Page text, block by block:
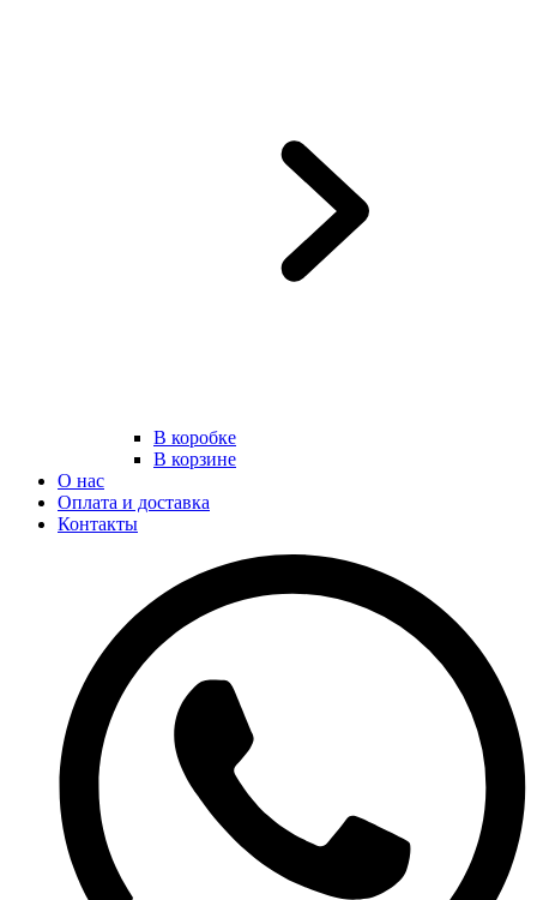
В коробке
В корзине
О нас
Оплата и доставка
Контакты